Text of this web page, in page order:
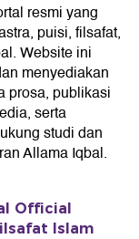
resmi yang
puisi, filsafat,
Website ini
menyediakan
prosa, publikasi
serta
studi dan
Allama Iqbal.
Official
Islam